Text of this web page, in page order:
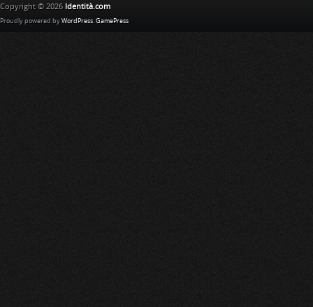
Copyright © 2026 Identità.com
Proudly powered by WordPress. GamePress